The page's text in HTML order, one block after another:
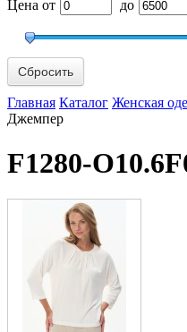
Цена от до
Сбросить
Главная Каталог Женская
Джемпер
F1280-